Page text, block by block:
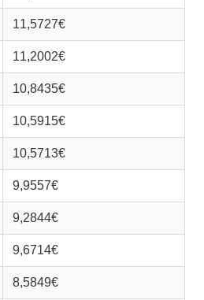
11,5727€
11,2002€
10,8435€
10,5915€
10,5713€
9,9557€
9,2844€
9,6714€
8,5849€